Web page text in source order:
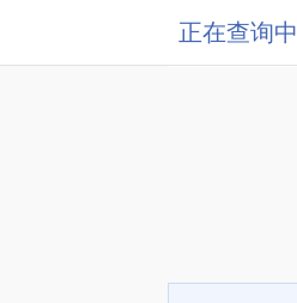
正在查询中